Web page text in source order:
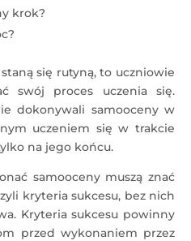
krok?
się rutyną, to uczniowie
swój proces uczenia się.
dokonywali samooceny w
uczeniem się w trakcie
na jego końcu.
samooceny muszą znać
kryteria sukcesu, bez nich
Kryteria sukcesu powinny
przed wykonaniem przez